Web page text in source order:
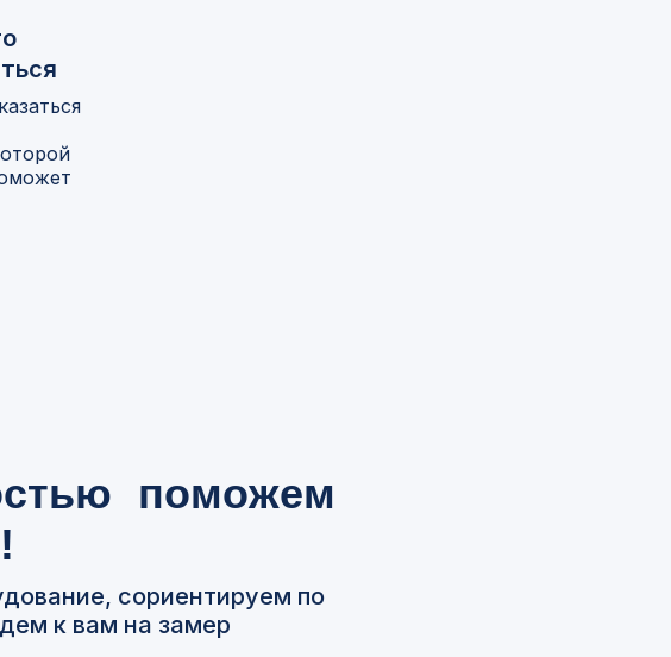
поможем
сориентируем по
к вам на замер